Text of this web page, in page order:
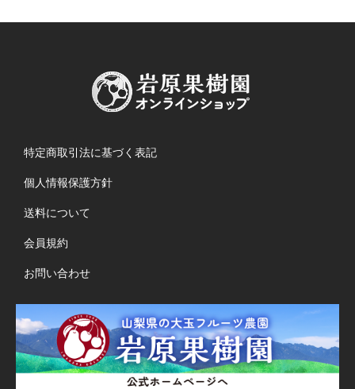
特定商取引法に基づく表記
個人情報保護方針
送料について
会員規約
お問い合わせ